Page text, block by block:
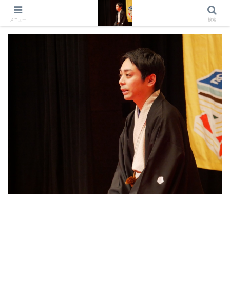
出演情報 出演依頼 日記 プロフィール
メニュー 検索